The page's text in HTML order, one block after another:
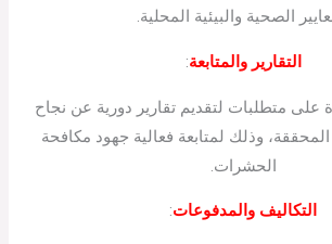
الصحية والبيئية المحلية.
التقارير والمتابعة:
على متطلبات لتقديم تقارير دورية عن نجاح
المحققة، وذلك لمتابعة فعالية جهود مكافحة
الحشرات.
التكاليف والمدفوعات: